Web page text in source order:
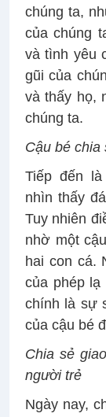
chúng ta,
của chúng
và tình yêu
gũi của
và thấy họ,
chúng ta.
Cậu bé chia
Tiếp đến
nhìn thấy
Tuy nhiên
nhờ một
hai con cá.
của phép lạ
chính là sự
của cậu bé
Chia sẻ
người trẻ
Ngày nay,